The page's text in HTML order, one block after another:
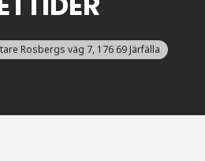
Rosbergs väg 7, 176 69 Järfälla